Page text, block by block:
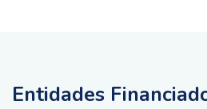
Entidades